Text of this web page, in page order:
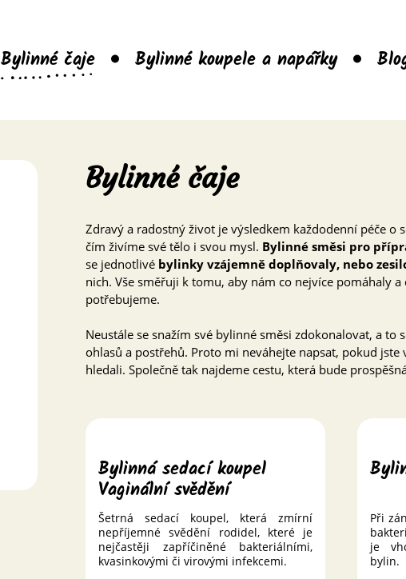
Bylinné čaje Bylinné koupele a napářky
Bylinné čaje
Zdravý a radostný život je výsledkem každodenní péče o
čím živíme své tělo i svou mysl. Bylinné směsi pro
se jednotlivé bylinky vzájemně doplňovaly, nebo
nich. Vše směřuji k tomu, aby nám co nejvíce pomáhaly
potřebujeme.
Neustále se snažím své bylinné směsi zdokonalovat, a to
ohlasů a postřehů. Proto mi neváhejte napsat, pokud jste
hledali. Společně tak najdeme cestu, která bude
Bylinná sedací koupel
Vaginální svědění
Šetrná sedací koupel, která zmírní
nepříjemné svědění rodidel, které je
nejčastěji zapříčiněné bakteriálními,
kvasinkovými či virovými infekcemi.
Při
je
bylin.